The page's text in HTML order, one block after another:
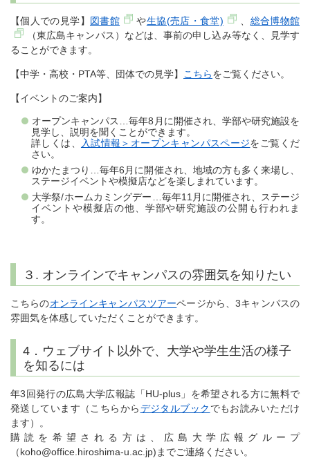
【個人での見学】 図書館 や生協(売店・食堂)
総合博物館
（東広島キャンパス）などは、事前の申し込み等なく、見学す
ることができます。
【中学・高校・PTA等、団体での見学】 こちらをご覧ください。
【イベントのご案内】
オープンキャンパス…毎年8月に開催され、学部や研究施設を
見学し、説明を聞くことができます。
詳しくは、
入試情報＞オープンキャンパスページをご覧くだ
さい。
ゆかたまつり…毎年6月に開催され、地域の方も多く来場し、
ステージイベントや模擬店などを楽しまれています。
大学祭/ホームカミングデー…毎年11月に開催され、ステージ
イベントや模擬店の他、学部や研究施設の公開も行われま
す。
３. オンラインでキャンパスの雰囲気を知りたい
こちらのオンラインキャンパスツアーページから、3キャンパスの
雰囲気を体感していただくことができます。
4．ウェブサイト以外で、大学や学生生活の様子
を知るには
年3回発行の広島大学広報誌「HU-plus」を希望される方に無料で
発送しています（こちらからデジタルブック でもお読みいただけ
ます）。
購読を希望される方は、広島大学広報グループ
（koho@office.hiroshima-u.ac.jp)までご連絡ください。